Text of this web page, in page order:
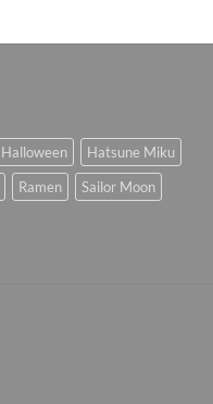
Halloween
Hatsune Miku
Ramen
Sailor Moon